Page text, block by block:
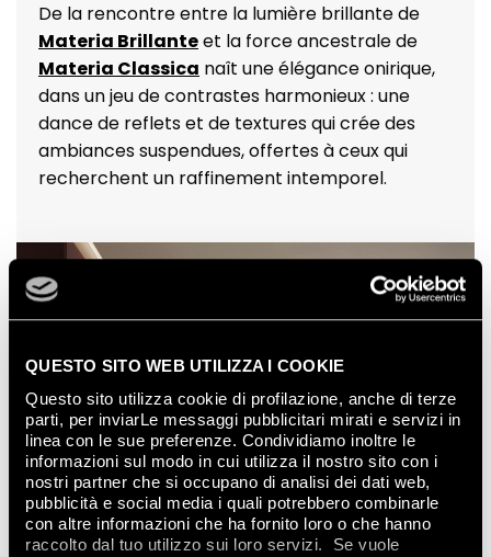
QUESTO SITO WEB UTILIZZA I COOKIE
Questo sito utilizza cookie di profilazione, anche di terze
parti, per inviarLe messaggi pubblicitari mirati e servizi in
linea con le sue preferenze. Condividiamo inoltre le
informazioni sul modo in cui utilizza il nostro sito con i
nostri partner che si occupano di analisi dei dati web,
pubblicità e social media i quali potrebbero combinarle
con altre informazioni che ha fornito loro o che hanno
raccolto dal tuo utilizzo sui loro servizi. Se vuole
De la rencontre entre la lumière brillante de
Materia Brillanteet la force ancestrale de
Materia Classica naît une élégance onirique,
dans un jeu de contrastes harmonieux : une
dance de reflets et de textures qui crée des
ambiances suspendues, offertes à ceux qui
recherchent un raffinement intemporel.